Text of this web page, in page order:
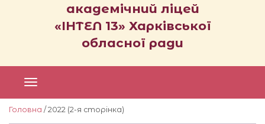
академічний ліцей
«ІНТЕЛ 13» Харківської
обласної ради
Головна / 2022 (2-я сторiнка)